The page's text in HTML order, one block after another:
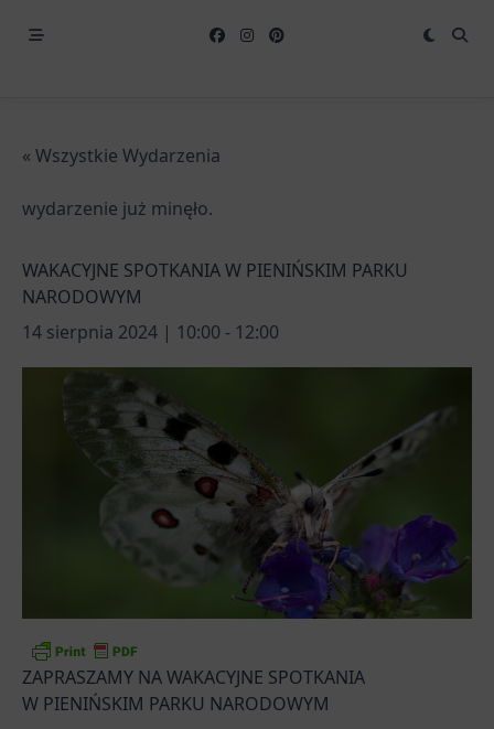
« Wszystkie Wydarzenia
wydarzenie już minęło.
WAKACYJNE SPOTKANIA W PIENIŃSKIM PARKU
NARODOWYM
14 sierpnia 2024 | 10:00 - 12:00
ZAPRASZAMY NA WAKACYJNE SPOTKANIA
W PIENIŃSKIM PARKU NARODOWYM